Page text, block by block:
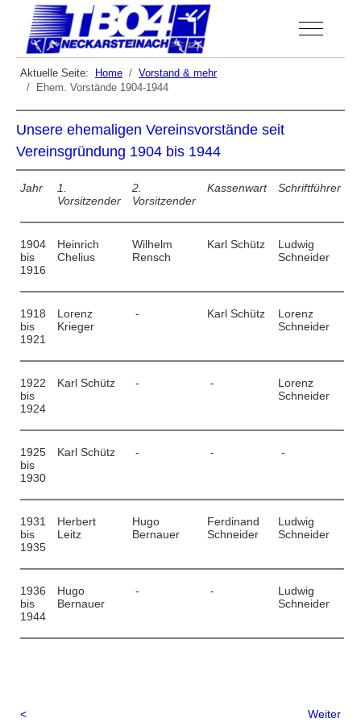
Off-
Aktuelle Seite: Home
Vorstand & mehr
Ehem. Vorstände 1904-1944
Unsere ehemaligen Vereinsvorstände seit
Vereinsgründung 1904 bis 1944
Jahr
1.
Vorsitzender
2.
Vorsitzender
Kassenwart Schriftführer
1904
bis
1916
Heinrich
Chelius
Wilhelm
Rensch
Karl Schütz
Ludwig
Schneider
1918
bis
1921
Lorenz
Krieger
- Karl Schütz
Lorenz
Schneider
1922
bis
1924
Karl Schütz - -
Lorenz
Schneider
1925
bis
1930
Karl Schütz - - -
1931
bis
1935
Herbert
Leitz
Hugo
Bernauer
Ferdinand
Schneider
Ludwig
Schneider
1936
bis
1944
Hugo
Bernauer
- -
Ludwig
Schneider
<
Weiter